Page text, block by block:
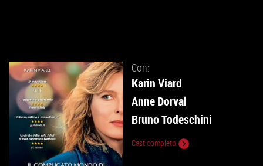
Con:
Karin Viard
Anne Dorval
Bruno Todeschini
Cast completo